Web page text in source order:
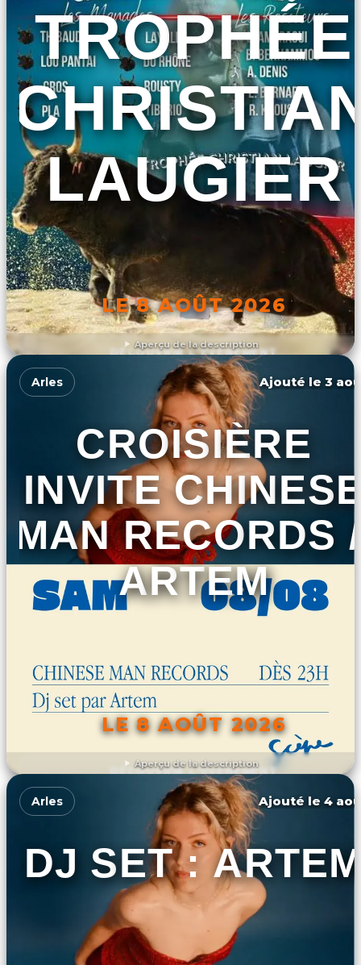
Aperçu de la description
TROPHÉE
LAUGIER
LE 8 AOÛT 2026
DÉCOUVRIR L'ÉVÉNEMENT
Aperçu de la description
Arles Ajouté le 3
CROISIÈRE
INVITE
MAN RECORDS
ARTEM
LE 8 AOÛT 2026
DÉCOUVRIR L'ÉVÉNEMENT
Arles Ajouté le 4
DJ SET :